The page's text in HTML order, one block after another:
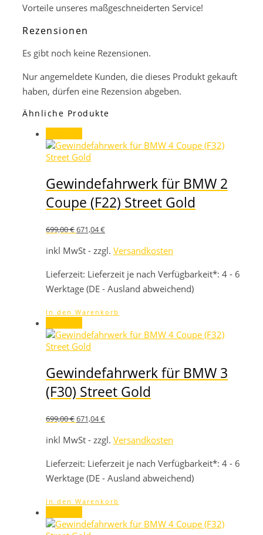
Vorteile unseres maßgeschneiderten Service!
Rezensionen
Es gibt noch keine Rezensionen.
Nur angemeldete Kunden, die dieses Produkt gekauft
haben, dürfen eine Rezension abgeben.
Ähnliche Produkte
Gewindefahrwerk für BMW 2
Coupe (F22) Street Gold
699,00€Ursprünglicher
war:
699,00 €
671,04€Aktueller
ist:
671,04 €.
inkl MwSt - zzgl. Versandkosten
Lieferzeit: Lieferzeit je nach Verfügbarkeit*: 4 - 6
Werktage (DE - Ausland abweichend)
In den Warenkorb
Gewindefahrwerk für BMW 3
(F30) Street Gold
699,00€Ursprünglicher
war:
699,00 €
671,04€Aktueller
ist:
671,04 €.
inkl MwSt - zzgl. Versandkosten
Lieferzeit: Lieferzeit je nach Verfügbarkeit*: 4 - 6
Werktage (DE - Ausland abweichend)
In den Warenkorb